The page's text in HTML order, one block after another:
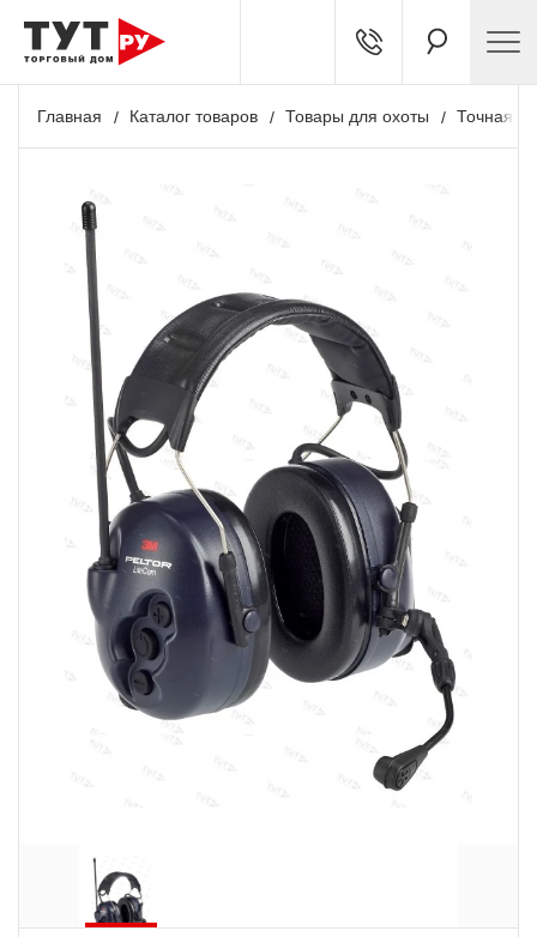
Главная Каталог товаров Товары для охоты Точная